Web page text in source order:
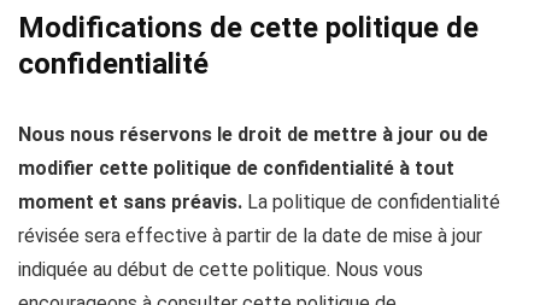
Modifications de cette politique de
confidentialité
Nous nous réservons le droit de mettre à jour ou de
modifier cette politique de confidentialité à tout
moment et sans préavis. La politique de confidentialité
révisée sera effective à partir de la date de mise à jour
indiquée au début de cette politique. Nous vous